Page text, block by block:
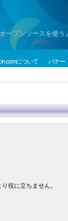
ープンソースを使う
について バナー
役に立ちません。